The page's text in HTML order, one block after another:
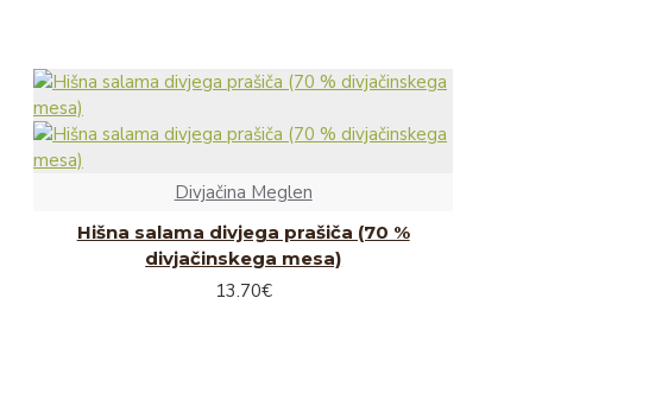
Divjačina Meglen
Hišna salama divjega prašiča (70 %
divjačinskega mesa)
13.70€